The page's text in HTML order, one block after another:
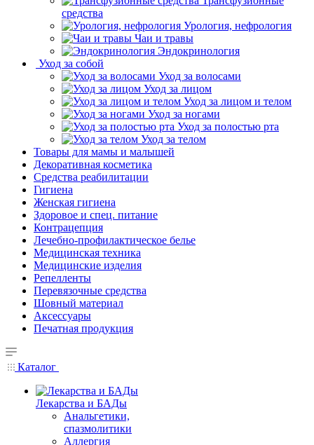
средства
Урология, нефрология
Чаи и травы
Эндокринология
Уход за собой
Уход за волосами
Уход за лицом
Уход за лицом и телом
Уход за ногами
Уход за полостью рта
Уход за телом
Товары для мамы и малышей
Декоративная косметика
Средства реабилитации
Гигиена
Женская гигиена
Здоровое и спец. питание
Контрацепция
Лечебно-профилактическое белье
Медицинская техника
Медицинские изделия
Репелленты
Перевязочные средства
Шовный материал
Аксессуары
Печатная продукция
Каталог
Лекарства и БАДы
Анальгетики,
спазмолитики
Аллергия